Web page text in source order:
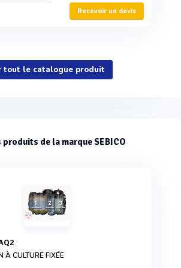
Recevoir un devis
tout le catalogue produit
de la marque SEBICO
À CULTURE FIXÉE